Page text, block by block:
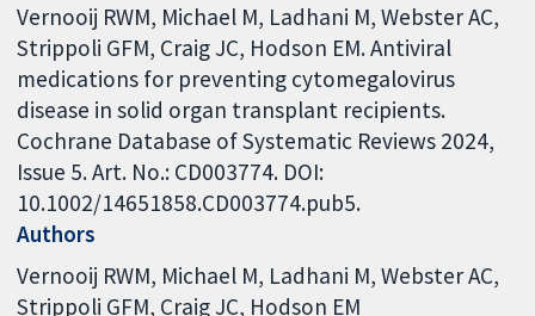
Vernooij RWM, Michael M, Ladhani M, Webster AC,
Strippoli GFM, Craig JC, Hodson EM. Antiviral
medications for preventing cytomegalovirus
disease in solid organ transplant recipients.
Cochrane Database of Systematic Reviews 2024,
Issue 5. Art. No.: CD003774. DOI:
10.1002/14651858.CD003774.pub5.
Authors
Vernooij RWM Michael M Ladhani M Webster AC
Strippoli GFM Craig JC Hodson EM